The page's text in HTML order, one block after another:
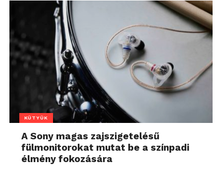
KÜTYÜK
A Sony magas zajszigetelésű
fülmonitorokat mutat be a színpadi
élmény fokozására